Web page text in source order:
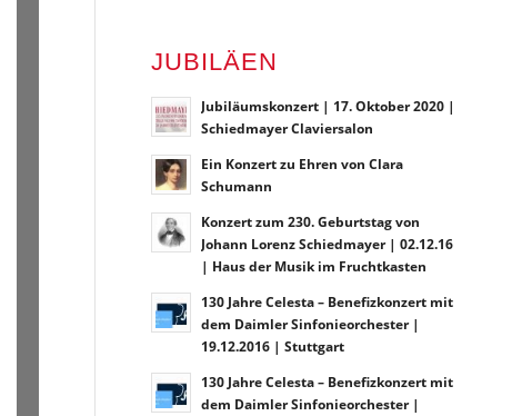
JUBILÄEN
Jubiläumskonzert | 17. Oktober 2020 |
Schiedmayer Claviersalon
Ein Konzert zu Ehren von Clara
Schumann
Konzert zum 230. Geburtstag von
Johann Lorenz Schiedmayer | 02.12.16
| Haus der Musik im Fruchtkasten
130 Jahre Celesta – Benefizkonzert mit
dem Daimler Sinfonieorchester |
19.12.2016 | Stuttgart
130 Jahre Celesta – Benefizkonzert mit
dem Daimler Sinfonieorchester |